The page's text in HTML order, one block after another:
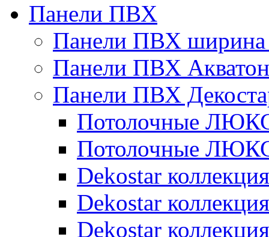
Панели ПВХ
Панели ПВХ ширина
Панели ПВХ Акватон
Панели ПВХ
Потолочные
Потолочные
Dekostar
Dekostar
Dekostar